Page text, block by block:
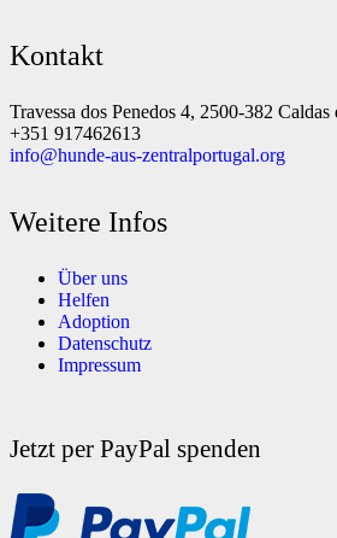
Kontakt
Travessa dos Penedos 4, 2500-382 Caldas
+351 917462613
info@hunde-aus-zentralportugal.org
Weitere Infos
Über uns
Helfen
Adoption
Datenschutz
Impressum
Jetzt per PayPal spenden